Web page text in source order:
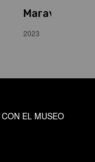
Maravillas
2023
EL MUSEO